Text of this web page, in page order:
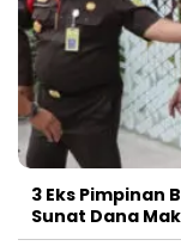
3 Eks Pimpinan
Sunat Dana